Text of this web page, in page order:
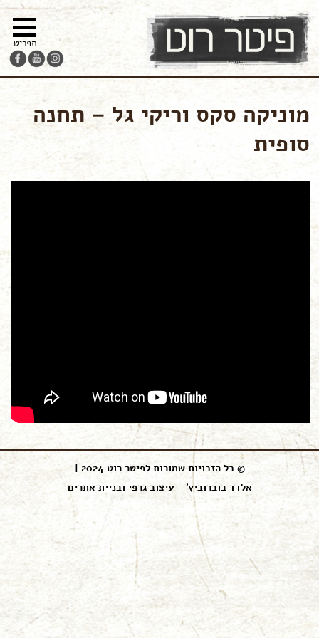
מפת
האתר
הצהרת
נגישות
עבור
לתוכן
צור-קשר
מוניקה סקס וריקי גל – תחנה
סופית
© כל הזכויות שמורות לפיטר רוט 2024 |
אלדד בוברוביץ' - עיצוב גרפי ובניית אתרים
תפריט